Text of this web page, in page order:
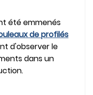
été emmenés
de profilés
d'observer le
dans un